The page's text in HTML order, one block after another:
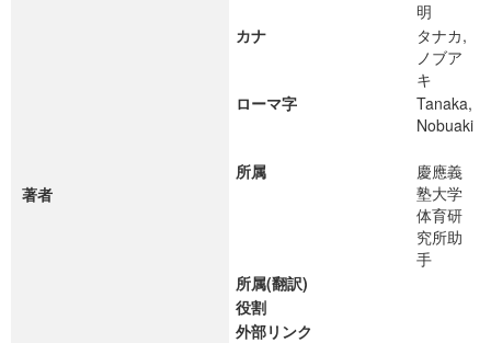
著者
明
カナ
タナカ,
ノブア
キ
ローマ字
Tanaka,
Nobuaki
所属
慶應義
塾大学
体育研
究所助
手
所属(翻訳)
役割
外部リンク